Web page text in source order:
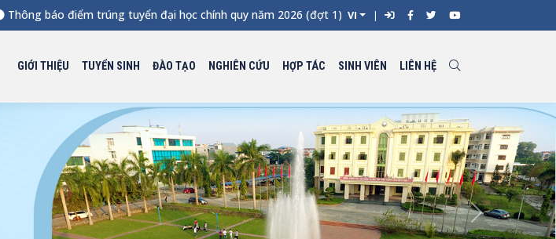
báo điểm trúng tuyển đại học chính quy năm 2026 (đợt 1) và Trường Đại học Kỹ thuật Công nghiệp -
VI
GIỚI THIỆU TUYỂN SINH ĐÀO TẠO NGHIÊN CỨU HỢP TÁC SINH VIÊN LIÊN HỆ
Next